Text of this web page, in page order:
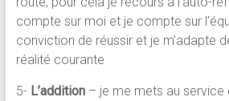
compte sur moi et je compte sur
conviction de réussir et je m’adapte
réalité courante
5- L’addition– je me mets au service